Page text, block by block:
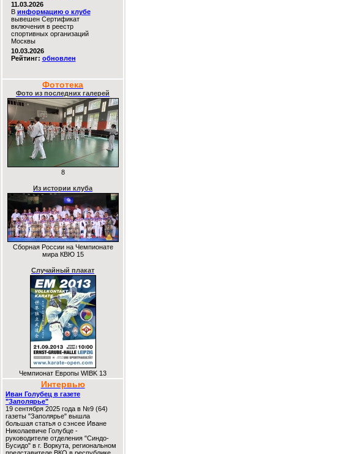
11.03.2026
В информацию о клубе
вывешен Сертификат
включения в реестр
спортивных организаций
Москвы
10.03.2026
Рейтинг: обновлен
Фототека
Фото из последних галерей
8
Из истории клуба
Сборная России на Чемпионате
мира КВЮ 15
Случайный плакат
Чемпионат Европы WIBK 13
Интервью
Иван Голубец в газете
"Заполярье"
19 сентября 2025 года в №9 (64)
газеты "Заполярье" вышла
большая статья о сэнсее Иване
Николаевиче Голубце -
руководителе отделения "Синдо-
Бусидо" в г. Воркута, региональном